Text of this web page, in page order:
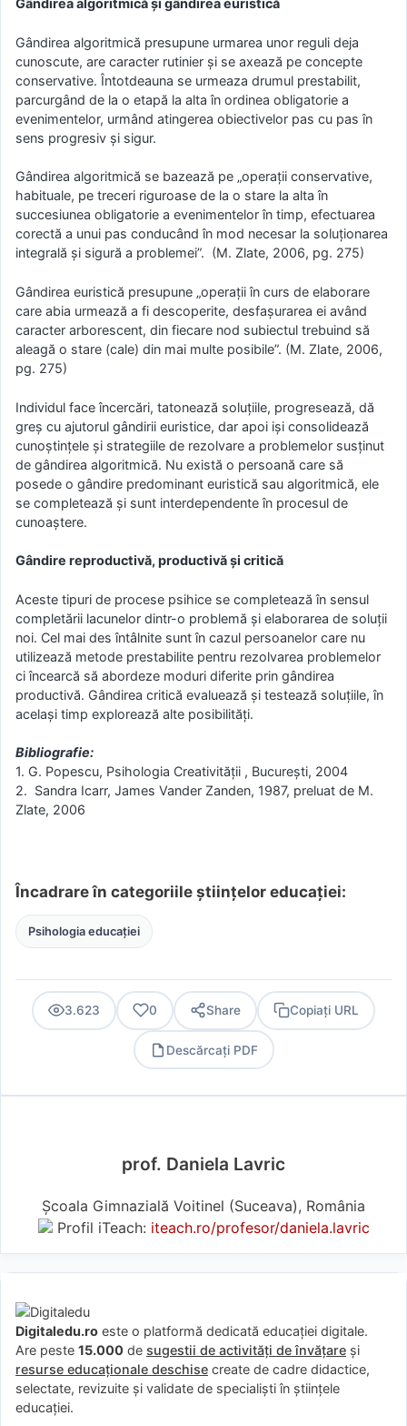
Gândirea algoritmică şi gândirea euristică
Gândirea algoritmică presupune urmarea unor reguli deja
cunoscute, are caracter rutinier şi se axează pe concepte
conservative. Întotdeauna se urmeaza drumul prestabilit,
parcurgând de la o etapă la alta în ordinea obligatorie a
evenimentelor, urmând atingerea obiectivelor pas cu pas în
sens progresiv şi sigur.
Gândirea algoritmică se bazează pe „operaţii conservative,
habituale, pe treceri riguroase de la o stare la alta în
succesiunea obligatorie a evenimentelor în timp, efectuarea
corectă a unui pas conducând în mod necesar la soluţionarea
integrală şi sigură a problemei”. (M. Zlate, 2006, pg. 275)
Gândirea euristică presupune „operaţii în curs de elaborare
care abia urmează a fi descoperite, desfaşurarea ei având
caracter arborescent, din fiecare nod subiectul trebuind să
aleagă o stare (cale) din mai multe posibile”. (M. Zlate, 2006,
pg. 275)
Individul face încercări, tatonează soluţiile, progresează, dă
greş cu ajutorul gândirii euristice, dar apoi işi consolidează
cunoştinţele şi strategiile de rezolvare a problemelor susţinut
de gândirea algoritmică. Nu există o persoană care să
posede o gândire predominant euristică sau algoritmică, ele
se completează şi sunt interdependente în procesul de
cunoaştere.
Gândire reproductivă, productivă şi critică
Aceste tipuri de procese psihice se completează în sensul
completării lacunelor dintr-o problemă şi elaborarea de soluţii
noi. Cel mai des întâlnite sunt în cazul persoanelor care nu
utilizează metode prestabilite pentru rezolvarea problemelor
ci încearcă să abordeze moduri diferite prin gândirea
productivă. Gândirea critică evaluează şi testează soluţiile, în
acelaşi timp explorează alte posibilităţi.
Bibliografie:
1. G. Popescu, Psihologia Creativităţii , Bucureşti, 2004
2. Sandra Icarr, James Vander Zanden, 1987, preluat de M.
Zlate, 2006
Încadrare în categoriile științelor educației:
Psihologia educației
3.623 0 Share Copiați URL
Descărcați PDF
prof. Daniela Lavric
Școala Gimnazială Voitinel (Suceava), România
Profil iTeach: iteach.ro/profesor/daniela.lavric
Digitaledu.ro este o platformă dedicată educației digitale.
Are peste 15.000 de sugestii de activități de învățare și
resurse educaționale deschise create de cadre didactice,
selectate, revizuite și validate de specialiști în științele
educației.